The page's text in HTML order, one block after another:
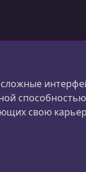
свою
курс React с
с другими инже